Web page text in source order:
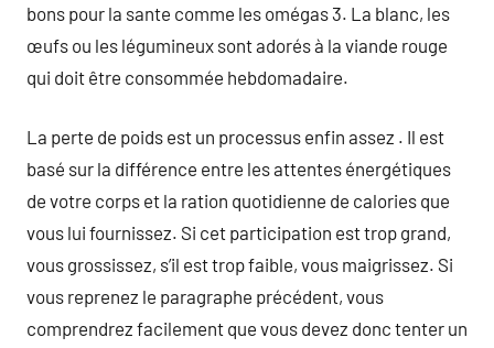
bons pour la sante comme les omégas 3. La blanc, les
œufs ou les légumineux sont adorés à la viande rouge
qui doit être consommée hebdomadaire.
La perte de poids est un processus enfin assez . Il est
basé sur la différence entre les attentes énergétiques
de votre corps et la ration quotidienne de calories que
vous lui fournissez. Si cet participation est trop grand,
vous grossissez, s’il est trop faible, vous maigrissez. Si
vous reprenez le paragraphe précédent, vous
comprendrez facilement que vous devez donc tenter un